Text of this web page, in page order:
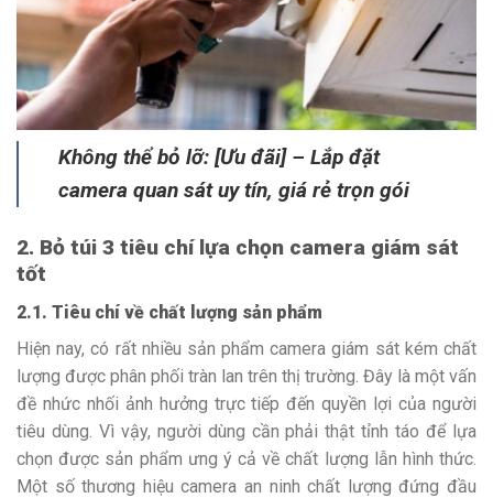
Không thể bỏ lỡ: [Ưu đãi] – Lắp đặt
camera quan sát uy tín, giá rẻ trọn gói
2. Bỏ túi 3 tiêu chí lựa chọn camera giám sát
tốt
2.1. Tiêu chí về chất lượng sản phẩm
Hiện nay, có rất nhiều sản phẩm camera giám sát kém chất
lượng được phân phối tràn lan trên thị trường. Đây là một vấn
đề nhức nhối ảnh hưởng trực tiếp đến quyền lợi của người
tiêu dùng. Vì vậy, người dùng cần phải thật tỉnh táo để lựa
chọn được sản phẩm ưng ý cả về chất lượng lẫn hình thức.
Một số thương hiệu camera an ninh chất lượng đứng đầu